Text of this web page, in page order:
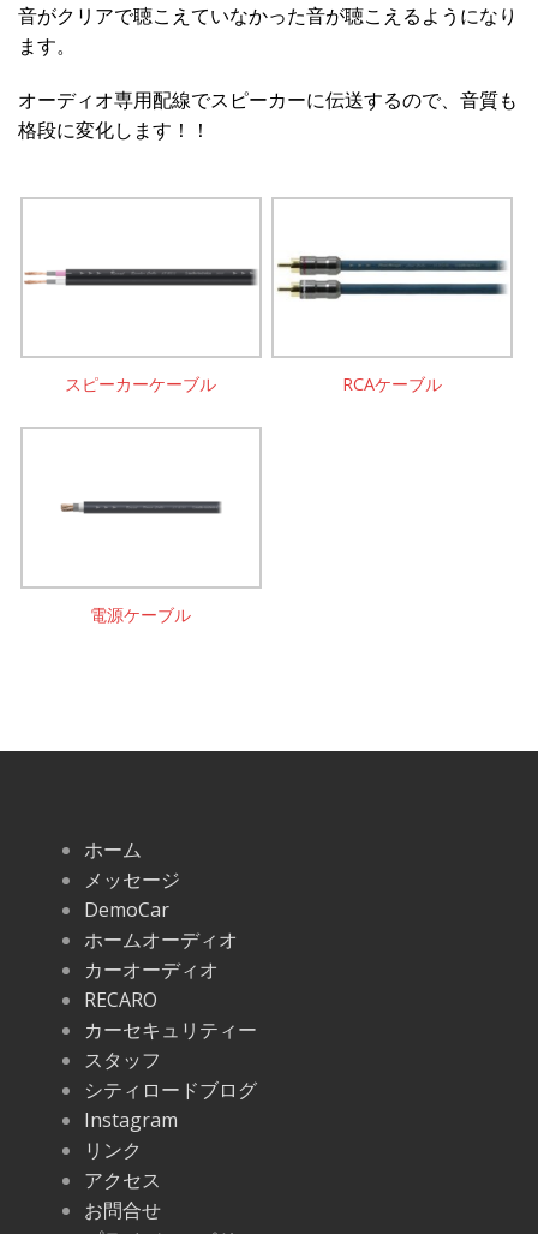
音がクリアで聴こえていなかった音が聴こえるようになり
ます。
オーディオ専用配線でスピーカーに伝送するので、音質も
格段に変化します！！
スピーカーケーブル RCAケーブル
電源ケーブル
ホーム
メッセージ
DemoCar
ホームオーディオ
カーオーディオ
RECARO
カーセキュリティー
スタッフ
シティロードブログ
Instagram
リンク
アクセス
お問合せ